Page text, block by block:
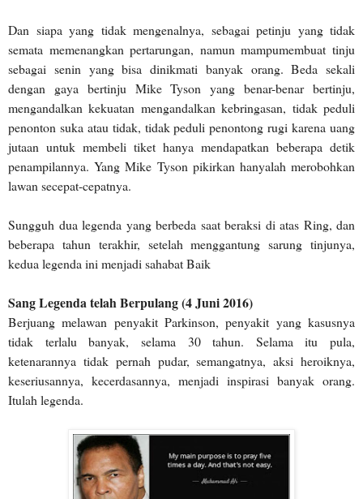
Dan siapa yang tidak mengenalnya, sebagai petinju yang tidak
semata memenangkan pertarungan, namun mampumembuat tinju
sebagai senin yang bisa dinikmati banyak orang. Beda sekali
dengan gaya bertinju Mike Tyson yang benar-benar bertinju,
mengandalkan kekuatan mengandalkan kebringasan, tidak peduli
penonton suka atau tidak, tidak peduli penontong rugi karena uang
jutaan untuk membeli tiket hanya mendapatkan beberapa detik
penampilannya. Yang Mike Tyson pikirkan hanyalah merobohkan
lawan secepat-cepatnya.
Sungguh dua legenda yang berbeda saat beraksi di atas Ring, dan
beberapa tahun terakhir, setelah menggantung sarung tinjunya,
kedua legenda ini menjadi sahabat Baik
Sang Legenda telah Berpulang (4 Juni 2016)
Berjuang melawan penyakit Parkinson, penyakit yang kasusnya
tidak terlalu banyak, selama 30 tahun. Selama itu pula,
ketenarannya tidak pernah pudar, semangatnya, aksi heroiknya,
keseriusannya, kecerdasannya, menjadi inspirasi banyak orang.
Itulah legenda.